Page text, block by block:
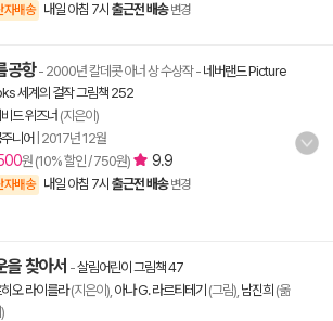
자배송 내일 아침 7시 출근전 배송 변경
공항- 2000년 칼데콧 아너 상 수상작- 네버랜드 Picture
세계의 걸작 그림책 252
드 위즈너 (지은이)
니어 2017년 12월
원 (10% 할인 / 750원) 9.9
자배송 내일 아침 7시 출근전 배송 변경
을 찾아서 -살림어린이 그림책 47
오 라이를라(지은이), 아나 G. 라르티테기 (그림), 남진희 (옮